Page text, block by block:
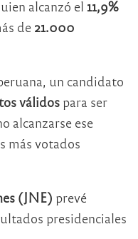
alcanzó el 11,9%
de 21.000
un candidato
válidos para ser
alcanzarse ese
más votados
(JNE) prevé
presidenciales